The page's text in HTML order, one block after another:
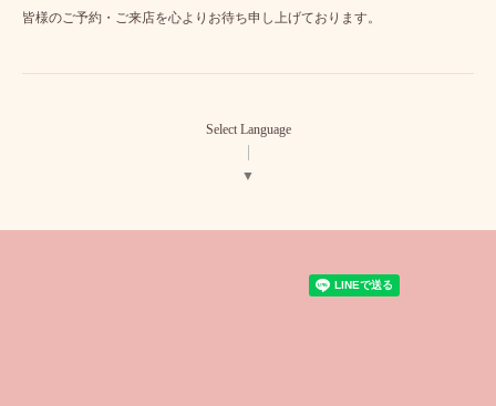
皆様のご予約・ご来店を心よりお待ち申し上げております。
Select Language
▼